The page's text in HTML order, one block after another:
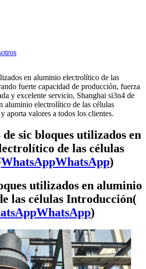
en aluminio electrolítico de las
fuerte capacidad de producción, fuerza
y excelente servicio, Shanghai si3n4 de
aluminio electrolítico de las células
aporta valores a todos los clientes.
sic bloques utilizados en
de las células
WhatsApp)
utilizados en aluminio
las células Introducción(
WhatsApp)